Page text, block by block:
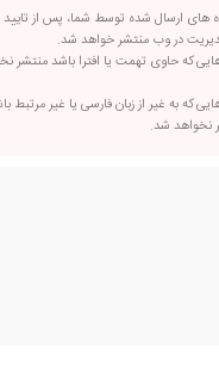
های ارسال شده توسط شما، پس از
در وب منتشر خواهد شد.
که حاوی تهمت یا افترا باشد منتشر
که به غیر از زبان فارسی یا غیر مرتبط
نخواهد شد.